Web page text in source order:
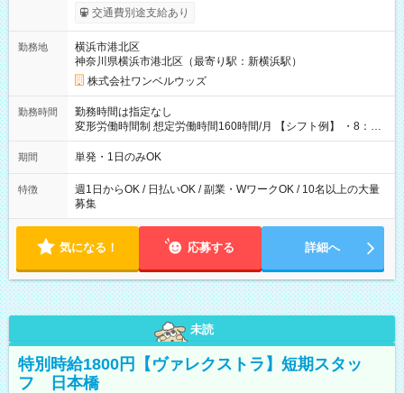
いOK！（規定あり） ┗働いたその日に現金GET♪ お仕事後はコ
ンビニATMから 日払い分を引き落とせます！ 【試用期間】試
交通費別途支給あり
勤務地
横浜市港北区
神奈川県横浜市港北区（最寄り駅：新横浜駅）
株式会社ワンベルウッズ
勤務時間
勤務時間は指定なし
変形労働時間制 想定労働時間160時間/月 【シフト例】 ・8：00
～21：00
期間 単発・1日のみOK
特徴
週1日からOK / 日払いOK / 副業・WワークOK / 10名以上の大量
募集
気になる！ 応募する 詳細へ
未読
特別時給1800円【ヴァレクストラ】短期スタッ
フ 日本橋